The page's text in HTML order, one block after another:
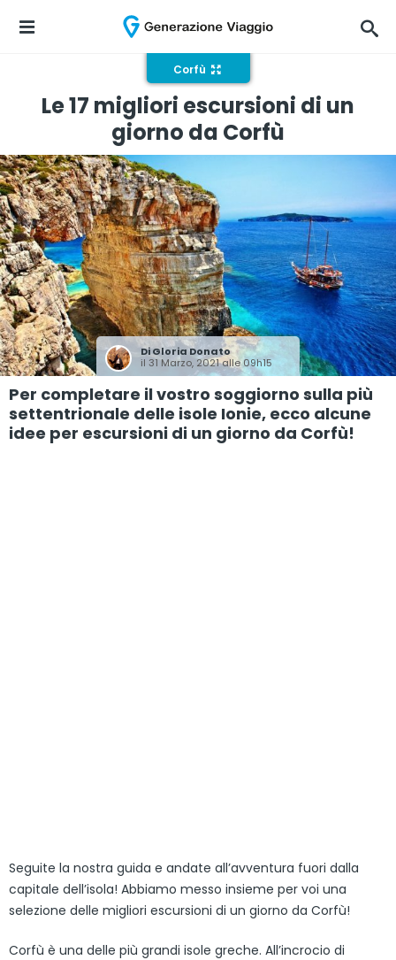
Corfù
Le 17 migliori escursioni di un
giorno da Corfù
DiGloria Donato
il 31 Marzo, 2021 alle 09h15
Per completare il vostro soggiorno sulla più
settentrionale delle isole Ionie, ecco alcune
idee per escursioni di un giorno da Corfù!
Seguite la nostra guida e andate all’avventura fuori dalla
capitale dell’isola! Abbiamo messo insieme per voi una
selezione delle migliori escursioni di un giorno da Corfù!
Corfù è una delle più grandi isole greche. All’incrocio di